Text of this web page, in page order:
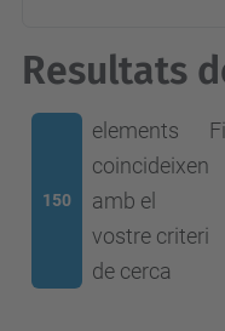
Resultats
150
elements
coincideixen
amb el
vostre criteri
de cerca